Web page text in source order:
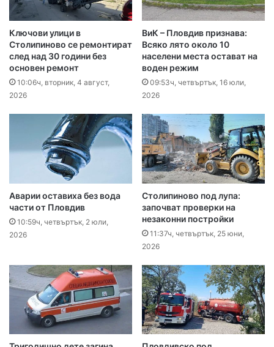
Ключови улици в
Столипиново се ремонтират
след над 30 години без
основен ремонт
10:06ч, вторник, 4 август,
2026
ВиК – Пловдив признава:
Всяко лято около 10
населени места остават на
воден режим
09:53ч, четвъртък, 16 юли,
2026
Аварии оставиха без вода
части от Пловдив
10:59ч, четвъртък, 2 юли,
2026
Столипиново под лупа:
започват проверки на
незаконни постройки
11:37ч, четвъртък, 25 юни,
2026